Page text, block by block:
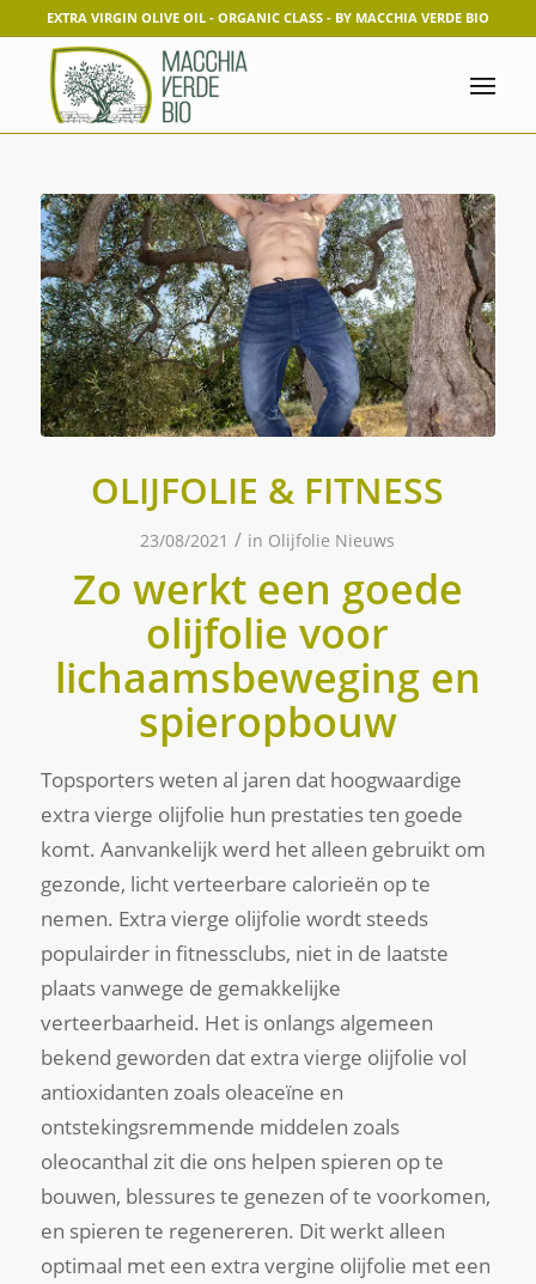
EXTRA VIRGIN OLIVE OIL - ORGANIC CLASS - BY MACCHIA VERDE BIO
OLIJFOLIE & FITNESS
23/08/2021 / in Olijfolie Nieuws
Zo werkt een goede
olijfolie voor
lichaamsbeweging en
spieropbouw
Topsporters weten al jaren dat hoogwaardige
extra vierge olijfolie hun prestaties ten goede
komt. Aanvankelijk werd het alleen gebruikt om
gezonde, licht verteerbare calorieën op te
nemen. Extra vierge olijfolie wordt steeds
populairder in fitnessclubs, niet in de laatste
plaats vanwege de gemakkelijke
verteerbaarheid. Het is onlangs algemeen
bekend geworden dat extra vierge olijfolie vol
antioxidanten zoals oleaceïne en
ontstekingsremmende middelen zoals
oleocanthal zit die ons helpen spieren op te
bouwen, blessures te genezen of te voorkomen,
en spieren te regenereren. Dit werkt alleen
optimaal met een extra vergine olijfolie met een